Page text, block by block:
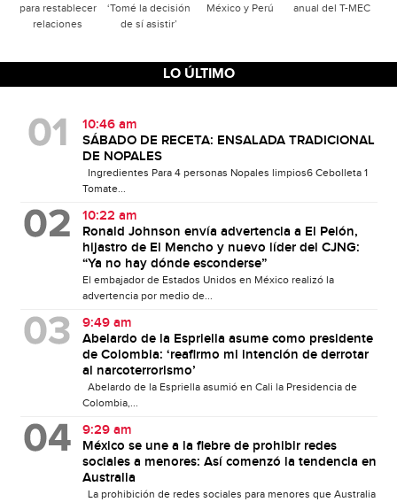
para restablecer
relaciones
‘Tomé la decisión
de sí asistir’
México y Perú
anual del T-MEC
LO ÚLTIMO
10:46 am
SÁBADO DE RECETA: ENSALADA TRADICIONAL
DE NOPALES
Ingredientes Para 4 personas Nopales limpios6 Cebolleta 1
Tomate...
10:22 am
Ronald Johnson envía advertencia a El Pelón,
hijastro de El Mencho y nuevo líder del CJNG:
“Ya no hay dónde esconderse”
El embajador de Estados Unidos en México realizó la
advertencia por medio de...
9:49 am
Abelardo de la Espriella asume como presidente
de Colombia: ‘reafirmo mi intención de derrotar
al narcoterrorismo’
Abelardo de la Espriella asumió en Cali la Presidencia de
Colombia,...
9:29 am
México se une a la fiebre de prohibir redes
sociales a menores: Así comenzó la tendencia en
Australia
La prohibición de redes sociales para menores que Australia